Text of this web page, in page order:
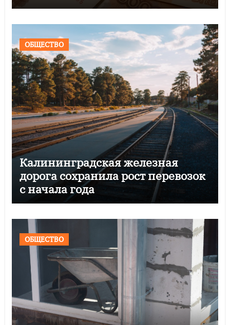
ОБЩЕСТВО
Калининградская железная
дорога сохранила рост перевозок
с начала года
ОБЩЕСТВО